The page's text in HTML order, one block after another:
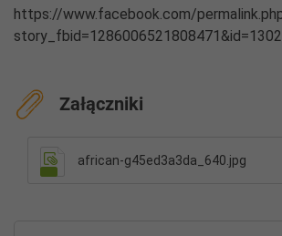
https://www.facebook.com/
Załączniki
african-g45ed3a3da_640.jpg